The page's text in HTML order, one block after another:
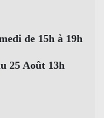
de 15h à 19h
25 Août 13h